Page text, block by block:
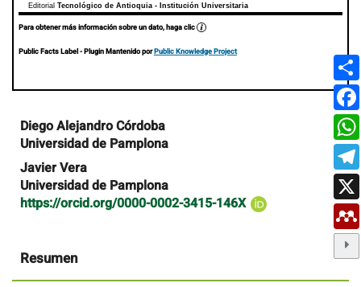
Editorial Tecnológico de Antioquia - Institución Universitaria
Para obtener más información sobre un dato, haga clic
Public Facts Label- Plugin Mantenido porPublic Knowledge Project
Contenido
principal
del
artículo
Diego Alejandro Córdoba
Universidad de Pamplona
Javier Vera
Universidad de Pamplona
https://orcid.org/0000-0002-3415-146X
Resumen